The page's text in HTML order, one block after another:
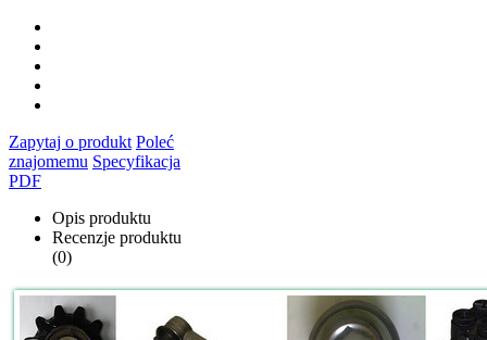
Zapytaj o produkt Poleć
znajomemu Specyfikacja
PDF
Opis produktu
Recenzje produktu
(0)